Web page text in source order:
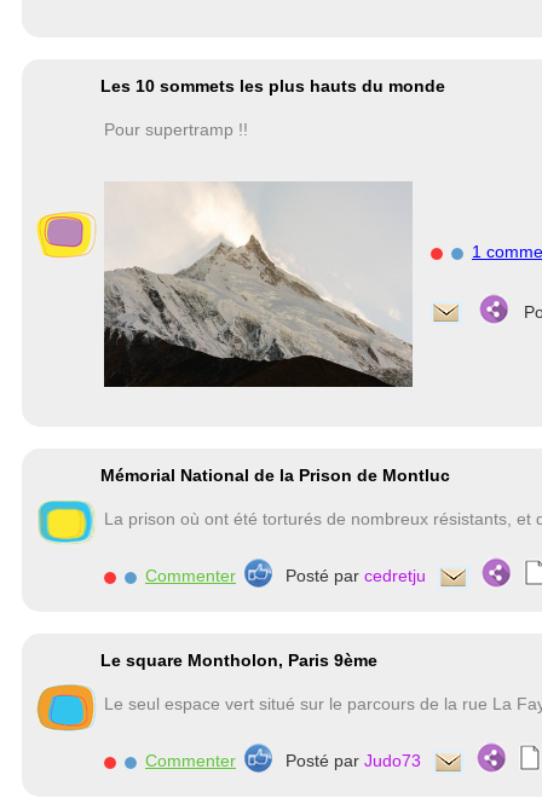
Les 10 sommets les plus hauts du monde
Pour supertramp !!
1
Mémorial National de la Prison de Montluc
La prison où ont été torturés de nombreux résistants, et
Commenter Posté par cedretju
Le square Montholon, Paris 9ème
Le seul espace vert situé sur le parcours de la rue La
Commenter Posté par Judo73